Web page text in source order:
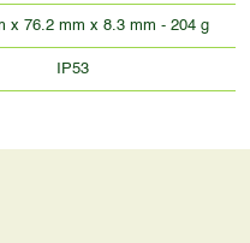
x 76.2 mm x 8.3 mm - 204 g
IP53